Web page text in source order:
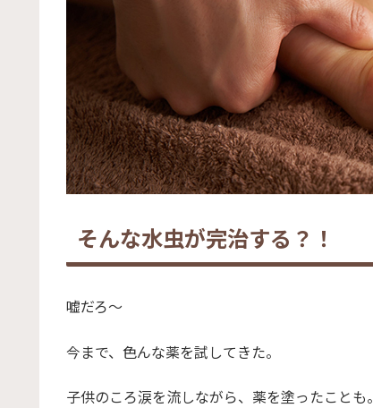
そんな水虫が完治する？！
嘘だろ～
今まで、色んな薬を試してきた。
子供のころ涙を流しながら、薬を塗ったことも。